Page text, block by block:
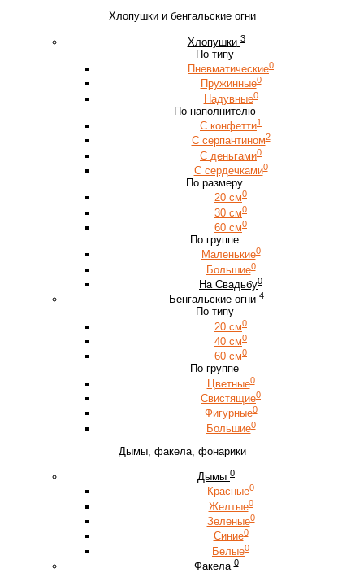
Хлопушки и бенгальские огни
Хлопушки 3
По типу
Пневматические0
Пружинные0
Надувные0
По наполнителю
С конфетти1
С серпантином2
С деньгами0
С сердечками0
По размеру
20 см0
30 см0
60 см0
По группе
Маленькие0
Большие0
На Свадьбу0
Бенгальские огни 4
По типу
20 см0
40 см0
60 см0
По группе
Цветные0
Свистящие0
Фигурные0
Большие0
Дымы, факела, фонарики
Дымы 0
Красные0
Желтые0
Зеленые0
Синие0
Белые0
Факела 0